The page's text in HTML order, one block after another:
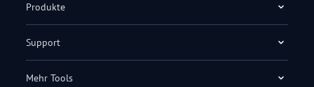
Produkte
Support
Mehr Tools